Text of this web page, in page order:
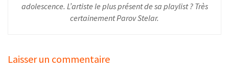
adolescence. L’artiste le plus présent de sa playlist ? Très
certainement Parov Stelar.
Laisser un commentaire